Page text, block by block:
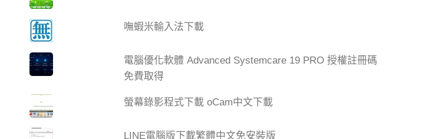
嘸蝦米輸入法下載
電腦優化軟體 Advanced Systemcare 19 PRO 授權註冊碼
免費取得
螢幕錄影程式下載 oCam中文下載
LINE電腦版下載繁體中文免安裝版